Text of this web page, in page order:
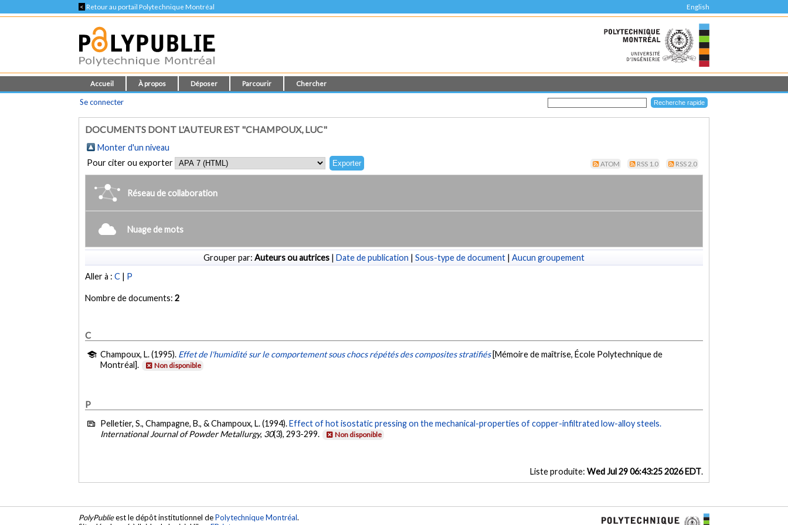
< Retour au portail Polytechnique Montréal English
Accueil À propos Déposer Parcourir Chercher
Se connecter
DOCUMENTS DONT L'AUTEUR EST "CHAMPOUX, LUC"
Monter d'un niveau
Pour citer ou exporter
ATOM RSS 1.0 RSS 2.0
Réseau de collaboration
Nuage de mots
Grouper par: Auteurs ou autrices | Date de publication | Sous-type de document | Aucun groupement
Aller à :C | P
Nombre de documents:2
C
Champoux, L. (1995). Effet de l'humidité sur le comportement sous chocs répétés des composites stratifiés [Mémoire de maîtrise, École Polytechnique de
Montréal].
Non disponible
P
Pelletier, S., Champagne, B., & Champoux, L. (1994).Effect of hot isostatic pressing on the mechanical-properties of copper-infiltrated low-alloy steels.
International Journal of Powder Metallurgy, 30(3), 293-299. Non disponible
Liste produite: Wed Jul 29 06:43:25 2026 EDT.
PolyPublieest le dépôt institutionnel dePolytechnique Montréal.